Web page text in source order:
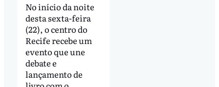
No início da noite
desta sexta-feira
(22), o centro do
Recife recebe um
evento que une
debate e
lançamento de